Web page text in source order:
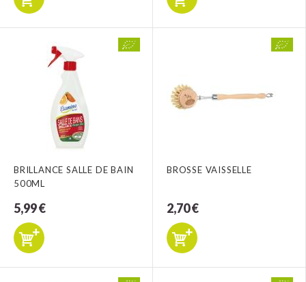
BRILLANCE SALLE DE BAIN
500ML
5,99 €
BROSSE VAISSELLE
2,70 €